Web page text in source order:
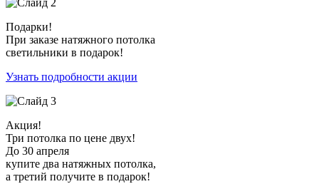
Подарки!
При заказе натяжного потолка
светильники в подарок!
Узнать подробности акции
Акция!
Три потолка по цене двух!
До 30 апреля
купите два натяжных потолка,
а третий получите в подарок!